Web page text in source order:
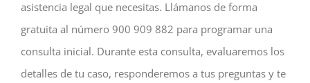
asistencia legal que necesitas. Llámanos de forma
gratuita al número 900 909 882 para programar una
consulta inicial. Durante esta consulta, evaluaremos los
detalles de tu caso, responderemos a tus preguntas y te